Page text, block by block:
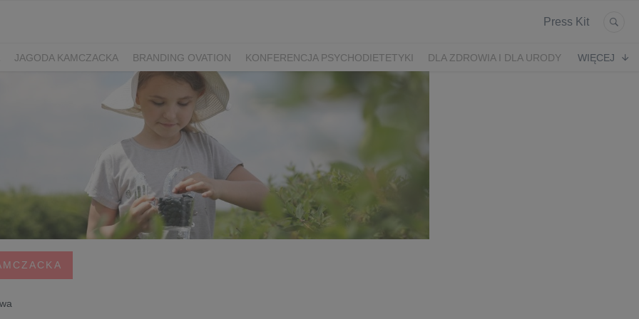
Press Kit
JAGODA KAMCZACKA BRANDING OVATION KONFERENCJA PSYCHODIETETYKI
DLA ZDROWIA I DLA URODY
ŻURAWINA MINIKIWI
PRZETWORY PRZEPISY PIWO RZEMIEŚLNICZE
LODY RZEMIEŚLNICZE
DZIEŃ POLSKIEJ BORÓWKI WYBORY 2025 SZCZYT IBO 2023 🫐
WIĘCEJ